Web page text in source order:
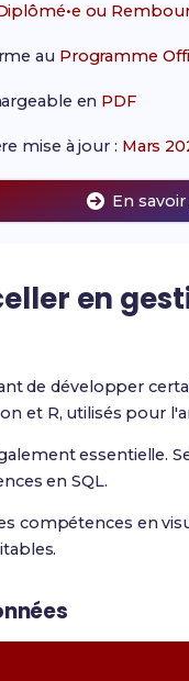
ou
au Programme
en PDF
mise à jour : Mars
En
en
de développer
et R, utilisés pour
essentielle.
en SQL.
compétences en